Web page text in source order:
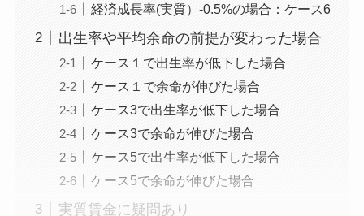
経済成長率(実質）-0.5%の場合：ケース6
出生率や平均余命の前提が変わった場合
ケース１で出生率が低下した場合
ケース１で余命が伸びた場合
ケース3で出生率が低下した場合
ケース3で余命が伸びた場合
ケース5で出生率が低下した場合
ケース5で余命が伸びた場合
実質賃金に疑問あり